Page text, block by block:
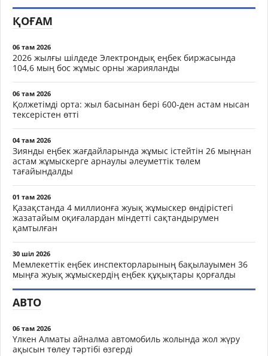
ҚОҒАМ
06 там 2026
2026 жылғы шілдеде Электрондық еңбек биржасында
104,6 мың бос жұмыс орны жарияланды
06 там 2026
Қолжетімді орта: жыл басынан бері 600-ден астам нысан
тексерістен өтті
04 там 2026
Зиянды еңбек жағдайларында жұмыс істейтін 26 мыңнан
астам жұмыскерге арнаулы әлеуметтік төлем
тағайындалды
01 там 2026
Қазақстанда 4 миллионға жуық жұмыскер өндірістегі
жазатайым оқиғалардан міндетті сақтандырумен
қамтылған
30 шіл 2026
Мемлекеттік еңбек инспекторларының бақылауымен 36
мыңға жуық жұмыскердің еңбек құқықтары қорғалды
АВТО
06 там 2026
Үлкен Алматы айналма автомобиль жолында жол жүру
ақысын төлеу тәртібі өзгерді